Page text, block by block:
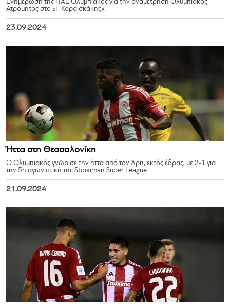
Ενημέρωση της ΠΑΕ Ολυμπιακός για την αναμέτρηση Ολυμπιακός –
Ατρόμητος στο «Γ. Καραϊσκάκης».
23.09.2024
Ήττα στη Θεσσαλονίκη
Ο Ολυμπιακός γνώρισε την ήττα από τον Άρη, εκτός έδρας, με 2-1 για
την 5η αγωνιστική της Stoiximan Super League.
21.09.2024